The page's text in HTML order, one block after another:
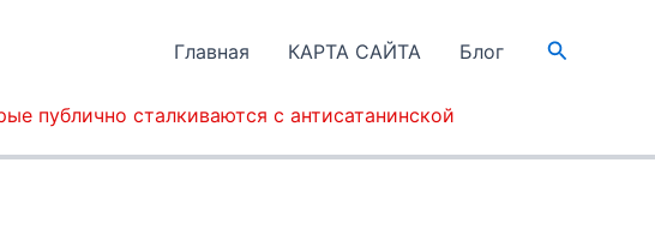
Главная КАРТА САЙТА Блог Поиск
публично сталкиваются с антисатанинской